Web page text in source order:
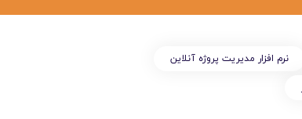
نرم افزار مدیریت پروژه آنلاین